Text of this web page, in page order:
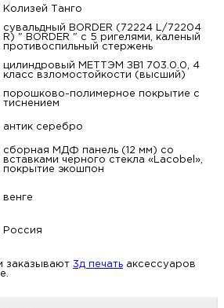
Колизей Танго
сувальдный BORDER (72224 L/72204
R) " BORDER " с 5 ригелями, каленый
противоспильный стержень
цилиндровый МЕТТЭМ ЗВ1 703.0.0, 4
класс взломостойкости (высший)
порошково-полимерное покрытие с
тиснением
антик серебро
сборная МДФ панель (12 мм) со
вставками черного стекла «Lacobel»,
покрытие экошпон
венге
Россия
заказывают 3д печать аксессуаров